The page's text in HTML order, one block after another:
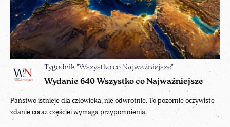
Tygodnik "Wszystko co Najważniejsze"
Wydanie 640 Wszystko co Najważniejsze
Państwo istnieje dla człowieka, nie odwrotnie. To pozornie oczywiste
zdanie coraz częściej wymaga przypomnienia.